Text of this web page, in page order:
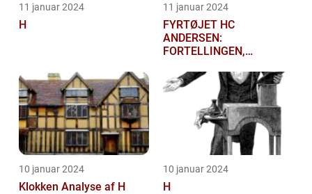
11 januar 2024
H
11 januar 2024
FYRTØJET HC
ANDERSEN:
FORTELLINGEN,
BETYDNINGEN FOR
KUNSTELSKERE OG
SAMLERE
10 januar 2024
Klokken Analyse af H
10 januar 2024
H